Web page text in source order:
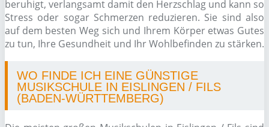
beruhigt, verlangsamt damit den Herzschlag und kann so
Stress oder sogar Schmerzen reduzieren. Sie sind also
auf dem besten Weg sich und Ihrem Körper etwas Gutes
zu tun, Ihre Gesundheit und Ihr Wohlbefinden zu stärken.
WO FINDE ICH EINE GÜNSTIGE
MUSIKSCHULE IN EISLINGEN / FILS
(BADEN-WÜRTTEMBERG)